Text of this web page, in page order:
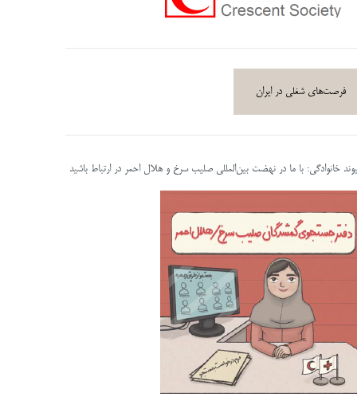
فرصت‌های شغلی در ایران
خانوادگی: با ما در نهضت بین‌المللی صلیب سرخ و هلال احمر در ارتباط باشید